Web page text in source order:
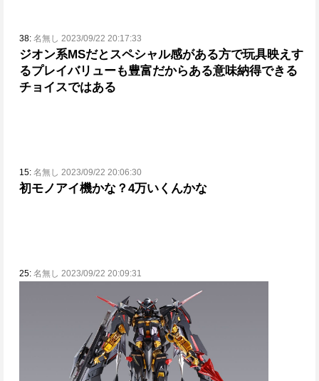
38: 名無し 2023/09/22 20:17:33
ジオン系MSだとスペシャル感がある方で玩具映えす
るプレイバリューも豊富だからある意味納得できる
チョイスではある
15: 名無し 2023/09/22 20:06:30
初モノアイ機かな？ 4万いくんかな
25: 名無し 2023/09/22 20:09:31